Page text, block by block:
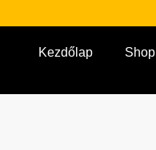
Kezdőlap Shop